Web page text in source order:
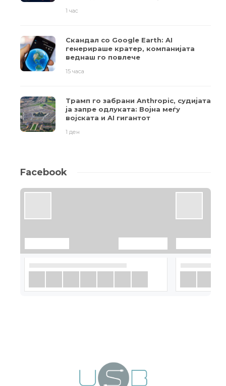
1 час
Скандал со Google Earth: AI
генерираше кратер, компанијата
веднаш го повлече
15 часа
Трамп го забрани Anthropic, судијата
ја запре одлуката: Војна меѓу
војската и AI гигантот
1 ден
Facebook